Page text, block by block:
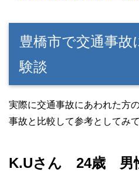
豊橋市で交通事
験談
実際に交通事故にあわれた方
事故と比較して参考としてみ
K.Uさん 24歳